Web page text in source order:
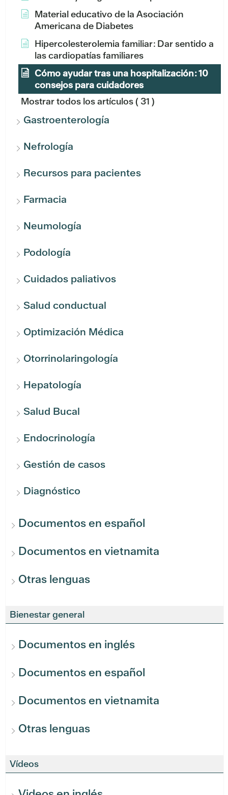
Material educativo de la Asociación
Americana de Diabetes
Hipercolesterolemia familiar: Dar sentido a
las cardiopatías familiares
Cómo ayudar tras una hospitalización: 10
consejos para cuidadores
Mostrar todos los artículos( 31 )
Gastroenterología
Nefrología
Recursos para pacientes
Farmacia
Neumología
Podología
Cuidados paliativos
Salud conductual
Optimización Médica
Otorrinolaringología
Hepatología
Salud Bucal
Endocrinología
Gestión de casos
Diagnóstico
Documentos en español
Documentos en vietnamita
Otras lenguas
Bienestar general
Documentos en inglés
Documentos en español
Documentos en vietnamita
Otras lenguas
Vídeos